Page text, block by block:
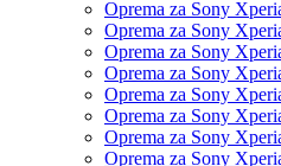
Oprema za Sony
Oprema za Sony
Oprema za Sony
Oprema za Sony
Oprema za Sony
Oprema za Sony
Oprema za Sony
Oprema za Sony